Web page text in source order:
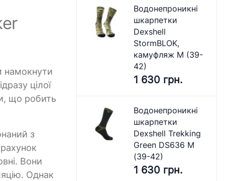
намокнути
цілої
що робить
з
Вони
Однак
Водонепроникні
шкарпетки
Dexshell
StormBLOK,
камуфляж M (39-
42)
1 630 грн.
Водонепроникні
шкарпетки
Dexshell Trekking
Green DS636 M
(39-42)
1 630 грн.